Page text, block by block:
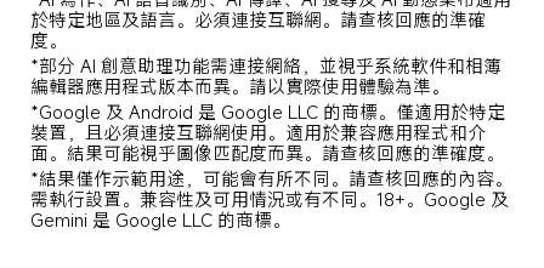
於特定地區及語言。必須連接互聯網。請查核回應的準確
度。
*部分 AI 創意助理功能需連接網絡，並視乎系統軟件和相簿
編輯器應用程式版本而異。請以實際使用體驗為準。
*Google 及 Android 是 Google LLC 的商標。僅適用於特定
裝置，且必須連接互聯網使用。適用於兼容應用程式和介
面。結果可能視乎圖像匹配度而異。請查核回應的準確度。
*結果僅作示範用途，可能會有所不同。請查核回應的內容。
需執行設置。兼容性及可用情況或有不同。18+。Google 及
Gemini 是 Google LLC 的商標。